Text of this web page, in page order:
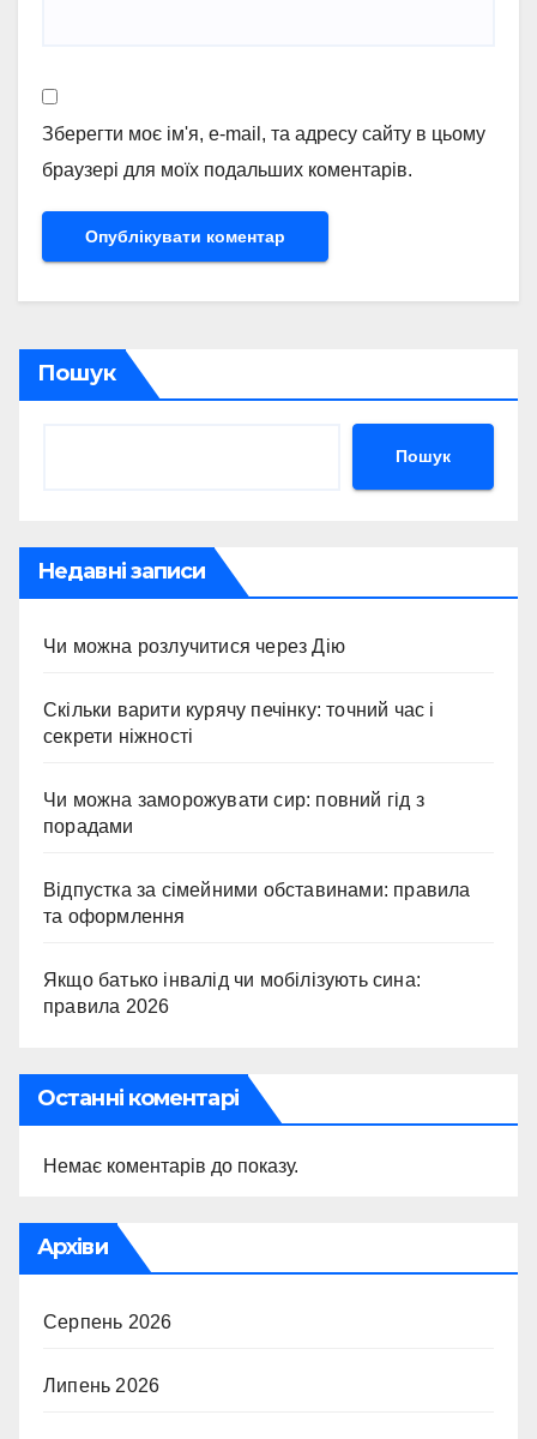
Зберегти моє ім'я, e-mail, та адресу сайту в цьому
браузері для моїх подальших коментарів.
Пошук
Пошук
Недавні записи
Чи можна розлучитися через Дію
Скільки варити курячу печінку: точний час і
секрети ніжності
Чи можна заморожувати сир: повний гід з
порадами
Відпустка за сімейними обставинами: правила
та оформлення
Якщо батько інвалід чи мобілізують сина:
правила 2026
Останні коментарі
Немає коментарів до показу.
Архіви
Серпень 2026
Липень 2026